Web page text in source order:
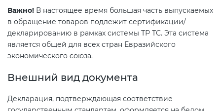
Важно! В настоящее время большая часть выпускаемых
в обращение товаров подлежит сертификации/
декларированию в рамках системы ТР ТС. Эта система
является общей для всех стран Евразийского
экономического союза.
Внешний вид документа
Декларация, подтверждающая соответствие